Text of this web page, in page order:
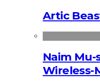
Artic
Naim
Wireless-